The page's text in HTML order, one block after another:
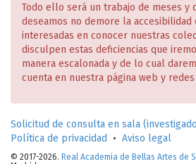
Todo ello será un trabajo de meses y
deseamos no demore la accesibilidad
interesadas en conocer nuestras
disculpen estas deficiencias que
manera escalonada y de lo cual
cuenta en nuestra página web y
Solicitud de consulta en sala
Política de privacidad
• Aviso legal
© 2017-2026. Real Academia de Bellas Artes de